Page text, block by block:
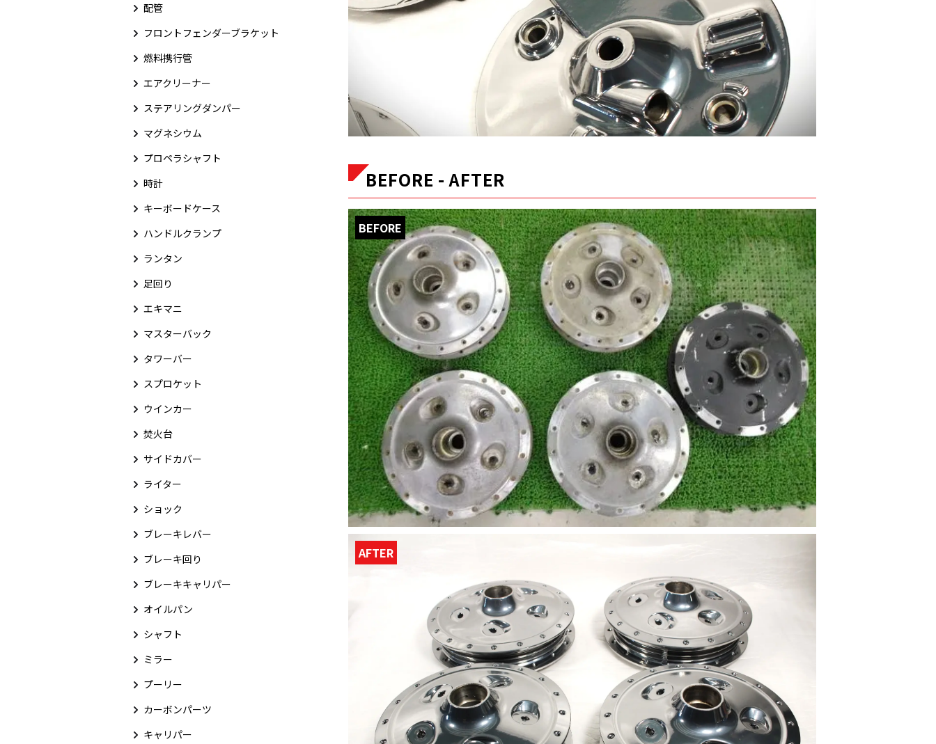
BEFORE - AFTER
BEFORE
AFTER
配管
フロントフェンダーブラケット
燃料携行管
エアクリーナー
ステアリングダンパー
マグネシウム
プロペラシャフト
時計
キーボードケース
ハンドルクランプ
ランタン
足回り
エキマニ
マスターバック
タワーバー
スプロケット
ウインカー
焚火台
サイドカバー
ライター
ショック
ブレーキレバー
ブレーキ回り
ブレーキキャリパー
オイルパン
シャフト
ミラー
プーリー
カーボンパーツ
キャリパー